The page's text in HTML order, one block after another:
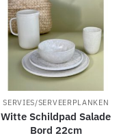
SERVIES/SERVEERPLANKEN
Witte Schildpad Salade
Bord 22cm